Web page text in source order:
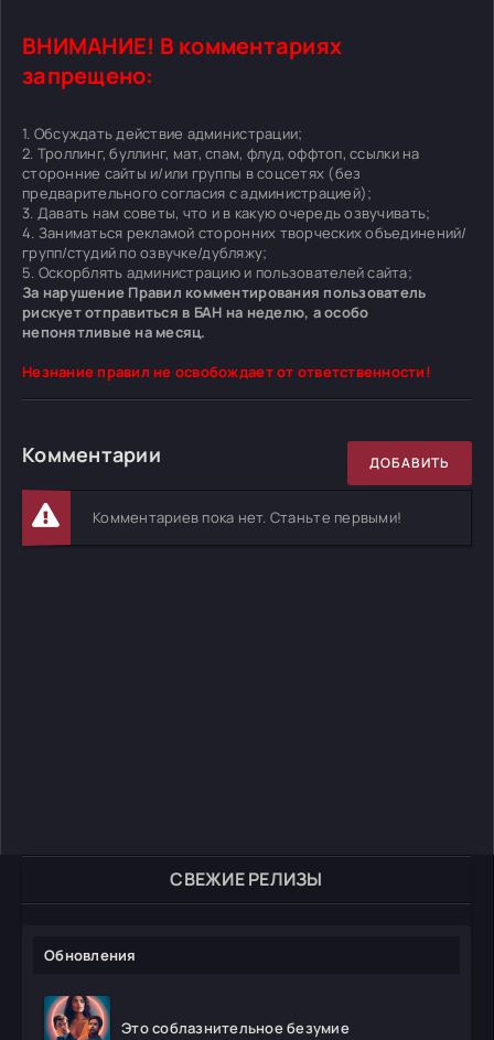
СВЕЖИЕ РЕЛИЗЫ
Обновления
Это соблазнительное безумие
ВНИМАНИЕ! В комментариях
запрещено:
1. Обсуждать действие администрации;
2. Троллинг, буллинг, мат, спам, флуд, оффтоп, ссылки на
сторонние сайты и/или группы в соцсетях (без
предварительного согласия с администрацией);
3. Давать нам советы, что и в какую очередь озвучивать;
4. Заниматься рекламой сторонних творческих объединений/
групп/студий по озвучке/дубляжу;
5. Оскорблять администрацию и пользователей сайта;
За нарушение Правил комментирования пользователь
рискует отправиться в БАН на неделю, а особо
непонятливые на месяц.
Незнание правил не освобождает от ответственности!
Комментарии ДОБАВИТЬ
Комментариев пока нет. Станьте первыми!